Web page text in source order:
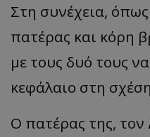
Στη συνέχεια,
πατέρας και κόρη
με τους δυό τους
κεφάλαιο στη
Ο πατέρας της, τον